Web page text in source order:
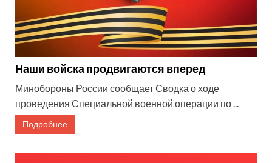
Наши войска продвигаются вперед
Минобороны России сообщает Сводка о ходе
проведения Специальной военной операции по ...
Подробнее